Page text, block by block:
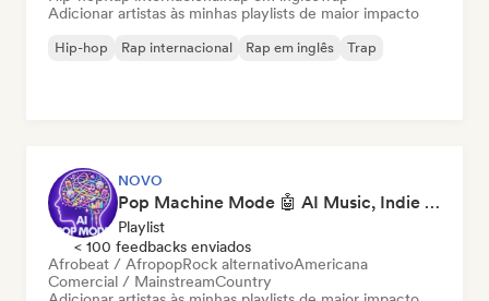
Adicionar artistas às minhas playlists de maior impacto
Hip-hop Rap internacional Rap em inglês Trap
NOVO
Pop Machine Mode 🤖 AI Music, Indie Pop & Dream Pop
Playlist
< 100 feedbacks enviados
Afrobeat / AfropopRock alternativoAmericana
Comercial / MainstreamCountry